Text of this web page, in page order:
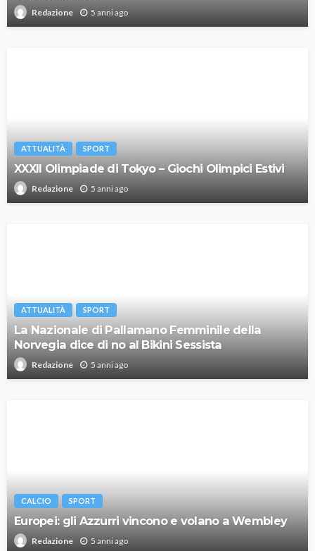
Redazione 5 anni ago
ATTUALITÀ SPORT
XXXII Olimpiade di Tokyo – Giochi Olimpici Estivi
Redazione 5 anni ago
ATTUALITÀ SPORT
La Nazionale di Pallamano Femminile della
Norvegia dice di no al Bikini Sessista
Redazione 5 anni ago
CALCIO SPORT
Europei: gli Azzurri vincono e volano a Wembley
Redazione 5 anni ago